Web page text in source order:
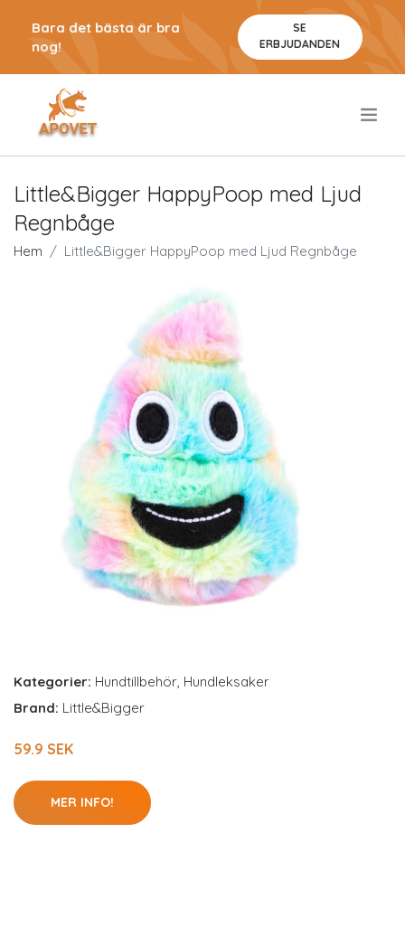
Bara det bästa är bra
nog!
SE
ERBJUDANDEN
Little&Bigger HappyPoop med Ljud
Regnbåge
Hem Little&Bigger HappyPoop med Ljud Regnbåge
Kategorier: Hundtillbehör, Hundleksaker
Brand: Little&Bigger
59.9 SEK
MER INFO!